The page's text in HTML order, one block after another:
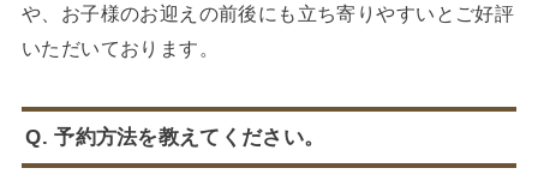
や、お子様のお迎えの前後にも立ち寄りやすいとご好評
いただいております。
Q. 予約方法を教えてください。